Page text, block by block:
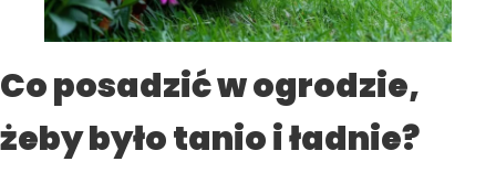
Co posadzić w ogrodzie,
żeby było tanio i ładnie?